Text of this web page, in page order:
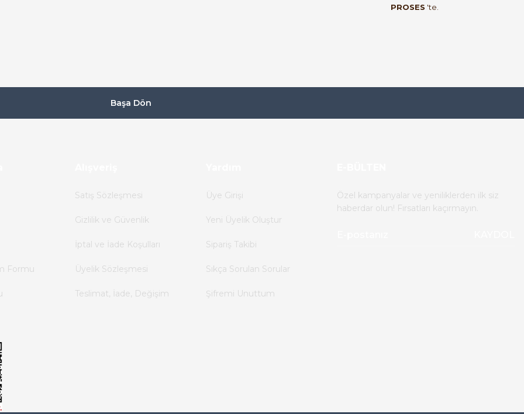
PROSES 'te.
Başa Dön
Formu
Satış Sözleşmesi
Gizlilik ve Güvenlik
İptal ve İade Koşulları
Üyelik Sözleşmesi
Teslimat, İade, Değişim
Üye Girişi
Yeni Üyelik Oluştur
Sipariş Takibi
Sıkça Sorulan Sorular
Şifremi Unuttum
Özel kampanyalar ve yeniliklerden ilk siz
haberdar olun! Fırsatları kaçırmayın.